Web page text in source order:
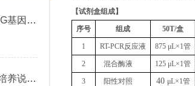
Jurkat细胞NFAT-Luc2-PVRIG基因过表达稳转株的构建与意义
RIN-14B大鼠胰岛素瘤细胞 培养说明书
【试剂盒组成】
序号 组成 50T/盒
1 RT-PCR反应液 875 μL×1管
2 混合酶液 125 μL×1管
3 阳性对照 40 μL×1管